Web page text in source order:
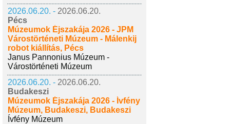
2026.06.20. - 2026.06.20.
Pécs
Múzeumok Éjszakája 2026 - JPM
Várostörténeti Múzeum - Málenkij
robot kiállítás, Pécs
Janus Pannonius Múzeum -
Várostörténeti Múzeum
2026.06.20. - 2026.06.20.
Budakeszi
Múzeumok Éjszakája 2026 - Ívfény
Múzeum, Budakeszi, Budakeszi
Ívfény Múzeum